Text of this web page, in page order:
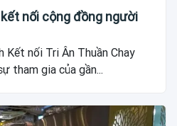
nối cộng đồng người
Kết nối Tri Ân Thuần Chay
tham gia của gần...